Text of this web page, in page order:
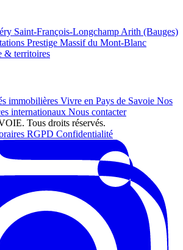
Saint-François-Longchamp Arith (Bauges)
Prestige Massif du Mont-Blanc
& territoires
immobilières Vivre en Pays de Savoie Nos
internationaux Nous contacter
Tous droits réservés.
RGPD Confidentialité